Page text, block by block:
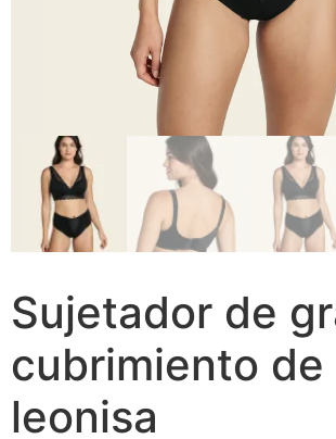
Sujetador de
cubrimiento de
leonisa